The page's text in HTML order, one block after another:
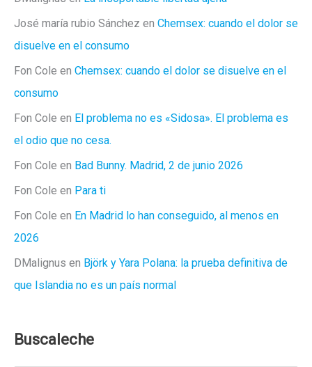
José maría rubio Sánchez en Chemsex: cuando el dolor se
disuelve en el consumo
Fon Cole en Chemsex: cuando el dolor se disuelve en el
consumo
Fon Cole en El problema no es «Sidosa». El problema es
el odio que no cesa.
Fon Cole en Bad Bunny. Madrid, 2 de junio 2026
Fon Cole en Para ti
Fon Cole en En Madrid lo han conseguido, al menos en
2026
DMalignus en Björk y Yara Polana: la prueba definitiva de
que Islandia no es un país normal
Buscaleche